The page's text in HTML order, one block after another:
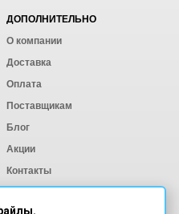
ДОПОЛНИТЕЛЬНО
О компании
Доставка
Оплата
Поставщикам
Блог
Акции
Контакты